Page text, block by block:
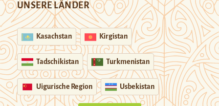
UNSERE LÄNDER
Kasachstan Kirgistan
Tadschikistan Turkmenistan
Uigurische Region Usbekistan